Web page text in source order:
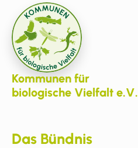
Kommunen für
biologische Vielfalt e.V.
Das Bündnis